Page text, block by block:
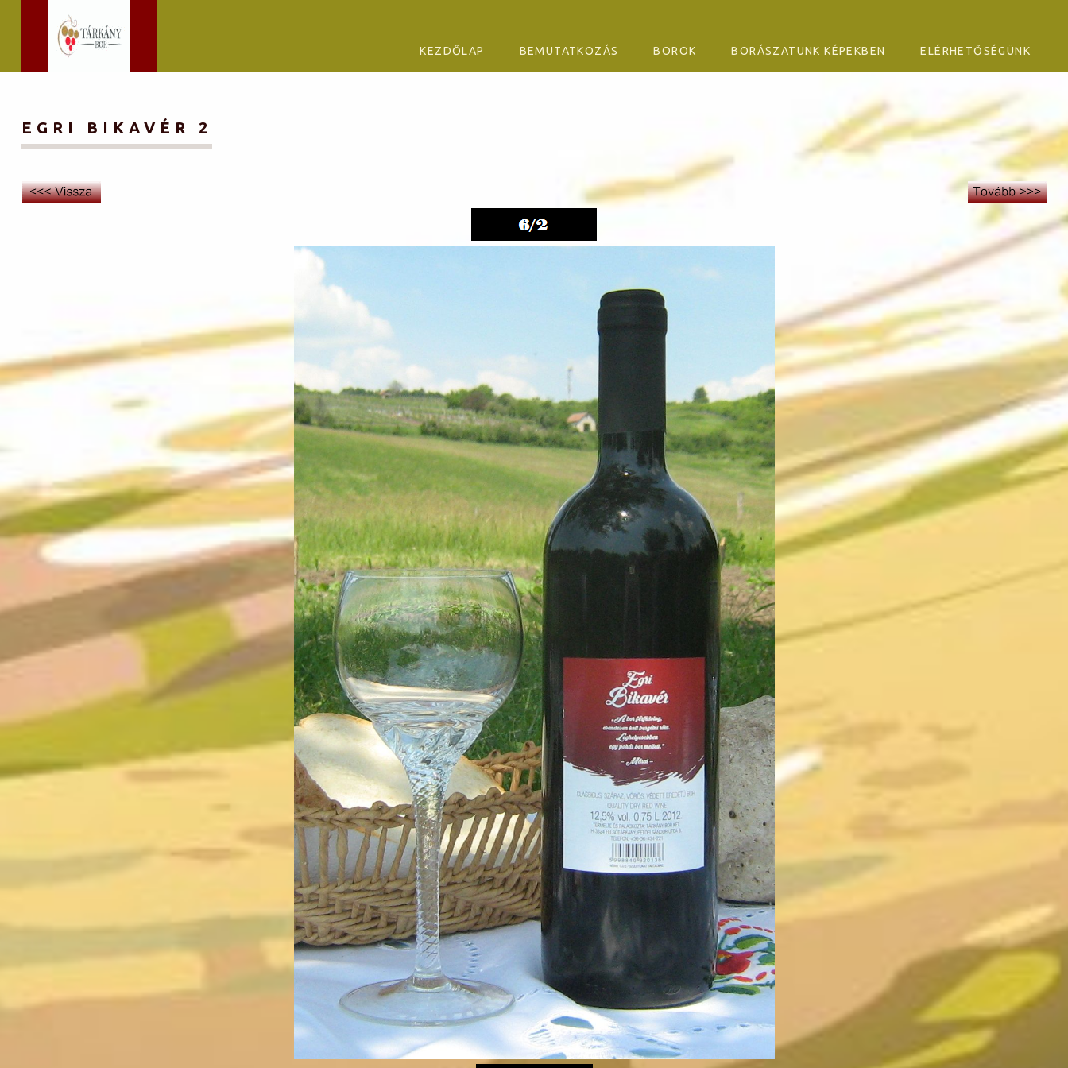
KEZDŐLAP BEMUTATKOZÁS BOROK BORÁSZATUNK KÉPEKBEN ELÉRHETŐSÉGÜNK
EGRI BIKAVÉR 2